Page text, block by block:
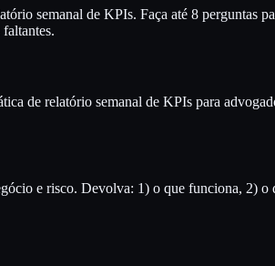
semanal de KPIs. Faça até 8 perguntas
de relatório semanal de KPIs para
e risco. Devolva: 1) o que funciona, 2)